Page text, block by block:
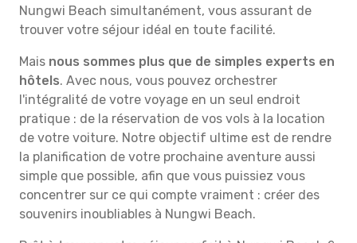
Nungwi Beach simultanément, vous assurant de
trouver votre séjour idéal en toute facilité.
Mais nous sommes plus que de simples experts en
hôtels. Avec nous, vous pouvez orchestrer
l'intégralité de votre voyage en un seul endroit
pratique : de la réservation de vos vols à la location
de votre voiture. Notre objectif ultime est de rendre
la planification de votre prochaine aventure aussi
simple que possible, afin que vous puissiez vous
concentrer sur ce qui compte vraiment : créer des
souvenirs inoubliables à Nungwi Beach.